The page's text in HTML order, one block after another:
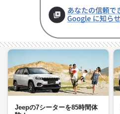
Jeepの7シーターを85時間体